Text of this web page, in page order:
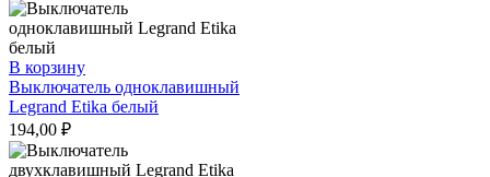
В корзину
Выключатель одноклавишный
Legrand Etika белый
194,00 ₽